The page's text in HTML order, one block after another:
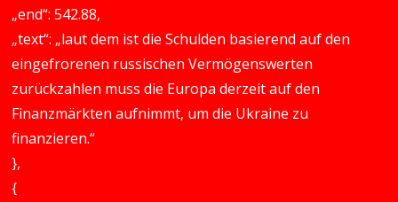
„end“: 542.88,
„text“: „laut dem ist die Schulden basierend auf den
eingefrorenen russischen Vermögenswerten
zurückzahlen muss die Europa derzeit auf den
Finanzmärkten aufnimmt, um die Ukraine zu
finanzieren.“
},
{